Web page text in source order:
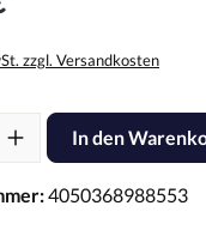
zzgl. Versandkosten
Gib den
In den
4050368988553